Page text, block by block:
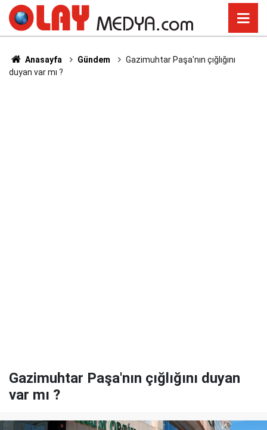
Anasayfa Gündem
Gazimuhtar Paşa'nın çığlığını
duyan var mı ?
Gazimuhtar Paşa'nın çığlığını duyan
var mı ?